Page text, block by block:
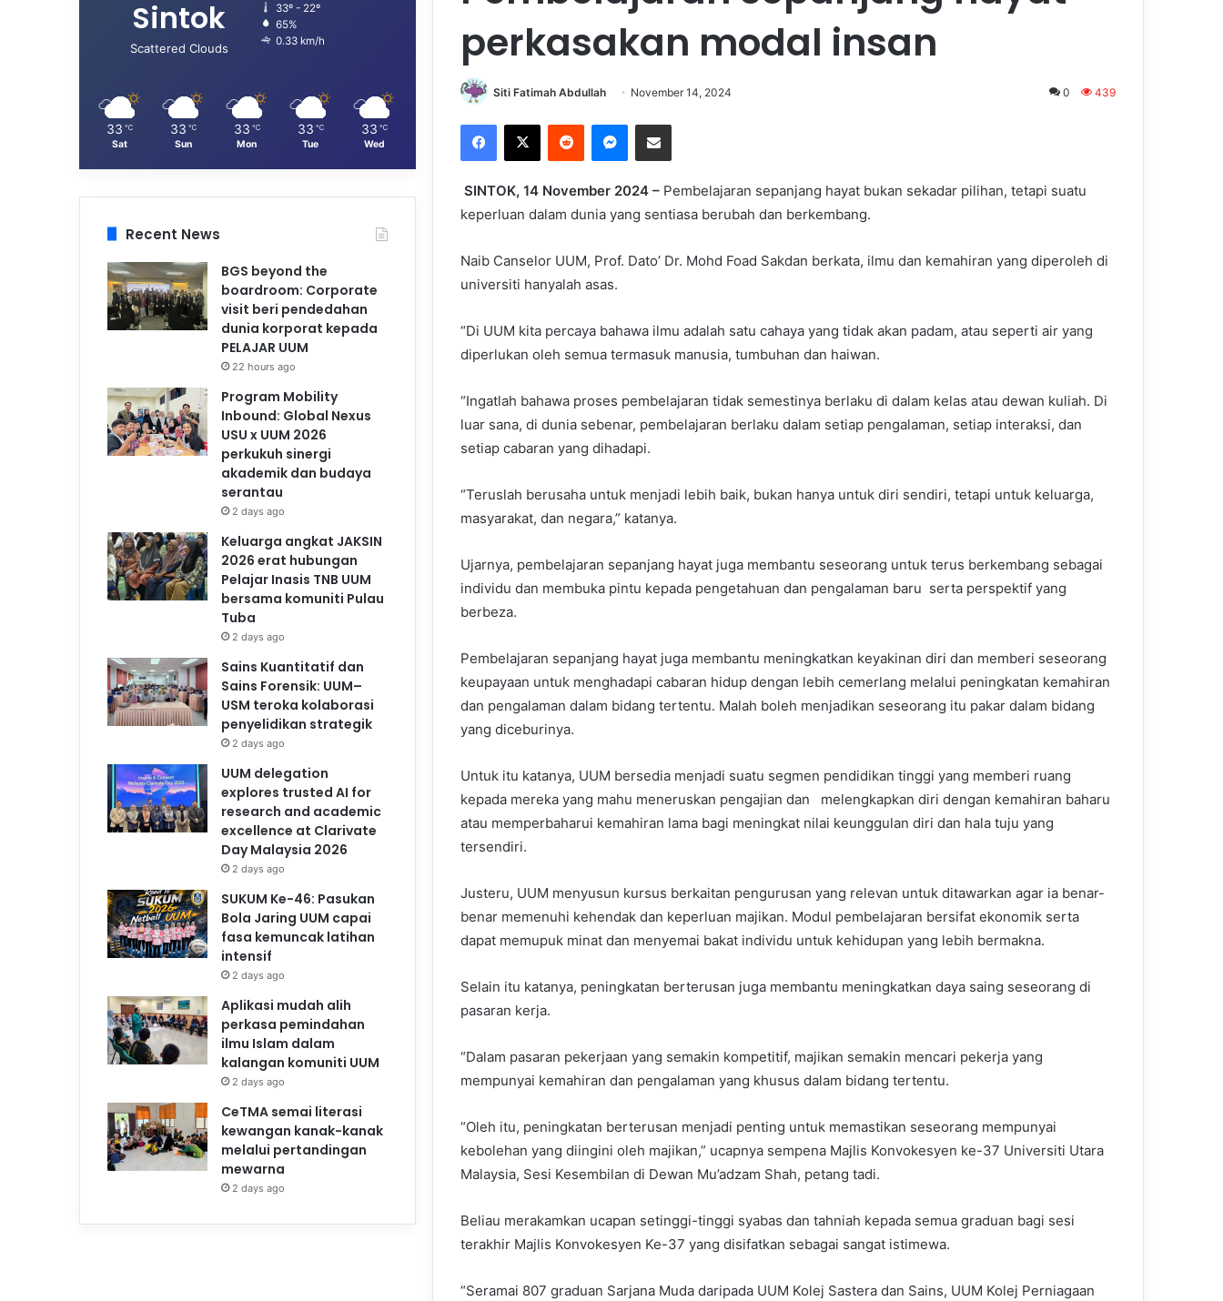
perkasakan modal insan
Siti Fatimah Abdullah November 14, 2024 0 439
SINTOK, 14 November 2024 – Pembelajaran sepanjang hayat bukan sekadar pilihan, tetapi suatu
keperluan dalam dunia yang sentiasa berubah dan berkembang.
Naib Canselor UUM, Prof. Dato’ Dr. Mohd Foad Sakdan berkata, ilmu dan kemahiran yang diperoleh di
universiti hanyalah asas.
“Di UUM kita percaya bahawa ilmu adalah satu cahaya yang tidak akan padam, atau seperti air yang
diperlukan oleh semua termasuk manusia, tumbuhan dan haiwan.
“Ingatlah bahawa proses pembelajaran tidak semestinya berlaku di dalam kelas atau dewan kuliah. Di
luar sana, di dunia sebenar, pembelajaran berlaku dalam setiap pengalaman, setiap interaksi, dan
setiap cabaran yang dihadapi.
“Teruslah berusaha untuk menjadi lebih baik, bukan hanya untuk diri sendiri, tetapi untuk keluarga,
masyarakat, dan negara,” katanya.
Ujarnya, pembelajaran sepanjang hayat juga membantu seseorang untuk terus berkembang sebagai
individu dan membuka pintu kepada pengetahuan dan pengalaman baru serta perspektif yang
berbeza.
Pembelajaran sepanjang hayat juga membantu meningkatkan keyakinan diri dan memberi seseorang
keupayaan untuk menghadapi cabaran hidup dengan lebih cemerlang melalui peningkatan kemahiran
dan pengalaman dalam bidang tertentu. Malah boleh menjadikan seseorang itu pakar dalam bidang
yang diceburinya.
Untuk itu katanya, UUM bersedia menjadi suatu segmen pendidikan tinggi yang memberi ruang
kepada mereka yang mahu meneruskan pengajian dan melengkapkan diri dengan kemahiran baharu
atau memperbaharui kemahiran lama bagi meningkat nilai keunggulan diri dan hala tuju yang
tersendiri.
Justeru, UUM menyusun kursus berkaitan pengurusan yang relevan untuk ditawarkan agar ia benar-
benar memenuhi kehendak dan keperluan majikan. Modul pembelajaran bersifat ekonomik serta
dapat memupuk minat dan menyemai bakat individu untuk kehidupan yang lebih bermakna.
Selain itu katanya, peningkatan berterusan juga membantu meningkatkan daya saing seseorang di
pasaran kerja.
“Dalam pasaran pekerjaan yang semakin kompetitif, majikan semakin mencari pekerja yang
mempunyai kemahiran dan pengalaman yang khusus dalam bidang tertentu.
“Oleh itu, peningkatan berterusan menjadi penting untuk memastikan seseorang mempunyai
kebolehan yang diingini oleh majikan,” ucapnya sempena Majlis Konvokesyen ke-37 Universiti Utara
Malaysia, Sesi Kesembilan di Dewan Mu’adzam Shah, petang tadi.
Beliau merakamkan ucapan setinggi-tinggi syabas dan tahniah kepada semua graduan bagi sesi
terakhir Majlis Konvokesyen Ke-37 yang disifatkan sebagai sangat istimewa.
“Seramai 807 graduan Sarjana Muda daripada UUM Kolej Sastera dan Sains, UUM Kolej Perniagaan
Sintok
Scattered Clouds
33º - 22º
65%
0.33 km/h
33 ℃
Sat
33 ℃
Sun
33 ℃
Mon
33 ℃
Tue
33 ℃
Wed
Recent News
BGS beyond the
boardroom: Corporate
visit beri pendedahan
dunia korporat kepada
PELAJAR UUM
22 hours ago
Program Mobility
Inbound: Global Nexus
USU x UUM 2026
perkukuh sinergi
akademik dan budaya
serantau
2 days ago
Keluarga angkat JAKSIN
2026 erat hubungan
Pelajar Inasis TNB UUM
bersama komuniti Pulau
Tuba
2 days ago
Sains Kuantitatif dan
Sains Forensik: UUM–
USM teroka kolaborasi
penyelidikan strategik
2 days ago
UUM delegation
explores trusted AI for
research and academic
excellence at Clarivate
Day Malaysia 2026
2 days ago
SUKUM Ke-46: Pasukan
Bola Jaring UUM capai
fasa kemuncak latihan
intensif
2 days ago
Aplikasi mudah alih
perkasa pemindahan
ilmu Islam dalam
kalangan komuniti UUM
2 days ago
CeTMA semai literasi
kewangan kanak-kanak
melalui pertandingan
mewarna
2 days ago